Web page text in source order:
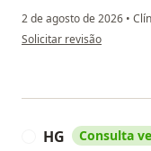
2 de agosto de 2026 •
na opinião do utilizador
Solicitar revisão
HG Consulta